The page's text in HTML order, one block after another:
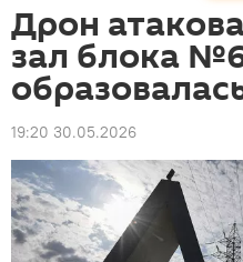
Дрон
зал блока
19:20 30.05.2026